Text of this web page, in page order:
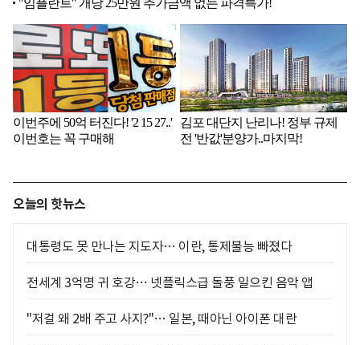
오늘의 핫뉴스
대통령도 못 만나는 지도자… 이란, 통제불능 빠졌다
전세계 3억명 귀 호강… 넷플릭스급 돌풍 일으킨 음악 앱
"저걸 왜 2배 주고 사지?"… 일본, 때아닌 아이폰 대란